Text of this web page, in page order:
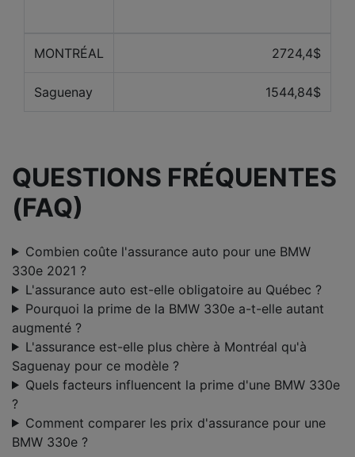
MONTRÉAL 2724,4$
Saguenay 1544,84$
QUESTIONS FRÉQUENTES
(FAQ)
Combien coûte l'assurance auto pour une BMW
330e 2021 ?
L'assurance auto est-elle obligatoire au Québec ?
Pourquoi la prime de la BMW 330e a-t-elle autant
augmenté ?
L'assurance est-elle plus chère à Montréal qu'à
Saguenay pour ce modèle ?
Quels facteurs influencent la prime d'une BMW 330e
?
Comment comparer les prix d'assurance pour une
BMW 330e ?